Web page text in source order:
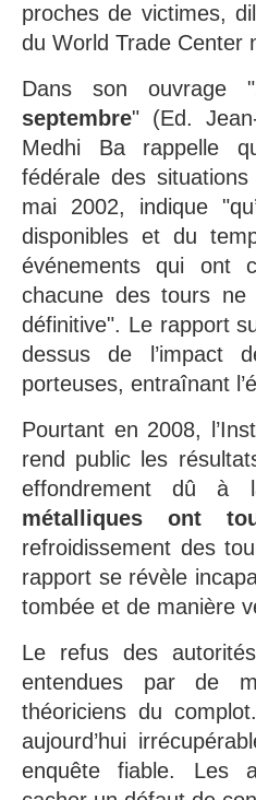
proches de victimes,
du World Trade Center
Dans son ouvrage "
septembre" (Ed.
Medhi Ba rappelle
fédérale des
mai 2002, indique
disponibles et du
événements qui ont
chacune des tours
définitive". Le rapport
dessus de l’impact
porteuses, entraînant
Pourtant en 2008,
rend public les
effondrement dû à
métalliques ont
refroidissement des
rapport se révèle
tombée et de manière
Le refus des
entendues par de
théoriciens du
aujourd’hui
enquête fiable. Les